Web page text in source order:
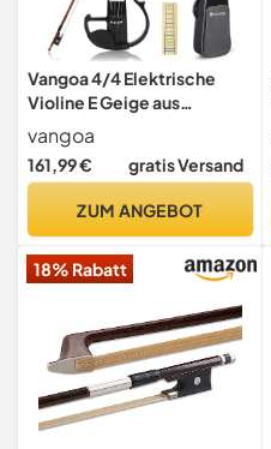
Vangoa 4/4 Elektrische
Violine E Geige aus
Stille Violine in Volle Größe
mit Kolophonium,
Schulterstütze, Bogen,
vangoa
161,99 € gratis Versand
ZUM ANGEBOT
18% Rabatt